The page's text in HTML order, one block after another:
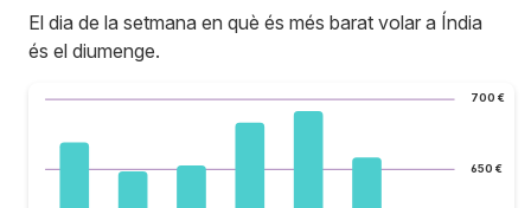
El dia de la setmana en què és més barat volar a Índia
és el diumenge.
650 €
700 €